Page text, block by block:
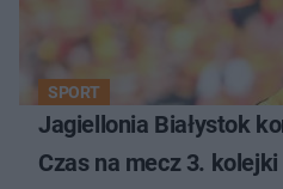
SPORT
Jagiellonia Białystok
Czas na mecz 3.